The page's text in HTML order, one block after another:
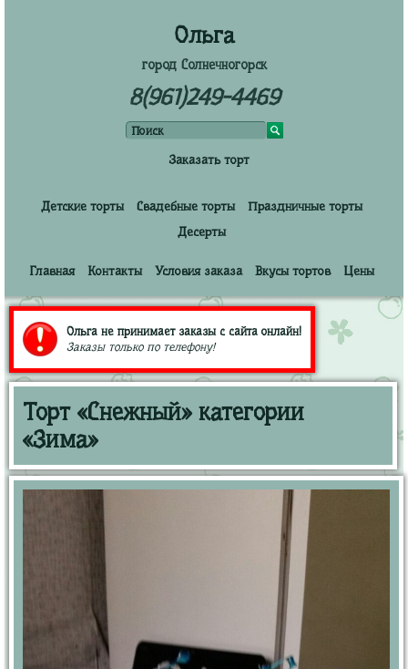
Ольга
город Солнечногорск
8(961)249-4469
Заказать торт
Детские торты Свадебные торты
Праздничные торты
Десерты
Главная Контакты Условия заказа Вкусы тортов Цены
Ольга не принимает заказы с сайта онлайн!
Заказы только по телефону!
Торт «Снежный» категории
«Зима»